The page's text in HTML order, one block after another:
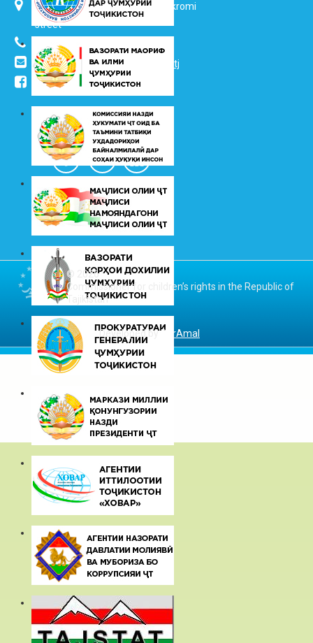
734025, Dushanbe city, 7 Jalol Ikromi
street
(+992 37) 2217352
info@vhk.tj
info@ombudsman.tj
/kudakon
© 2026
Commissioner for children’s rights in the Republic of
Tajikistan
Developed byDarAmal